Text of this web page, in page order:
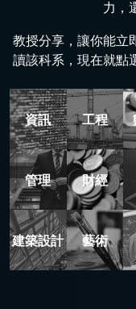
力，
教授分享，讓你能立
讀該科系，現在就點
資訊 工程
管理 財經
建築設計 藝術